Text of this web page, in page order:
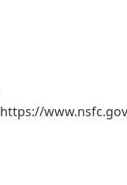
https://